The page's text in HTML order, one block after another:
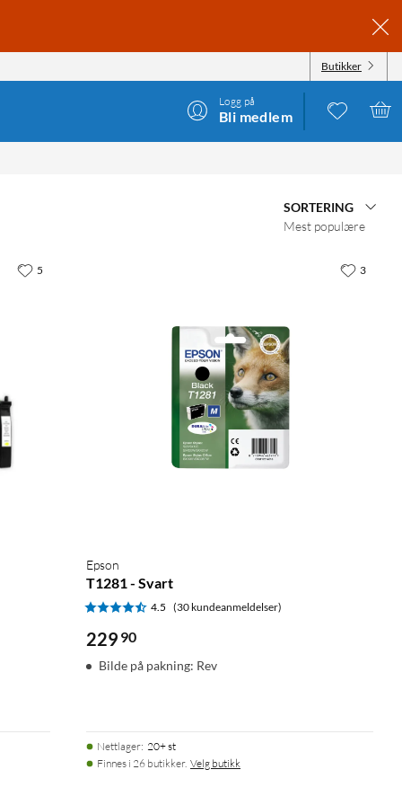
Butikker
Logg på
Bli medlem
SORTERING
Mest populære
5
Epson
T1281 - Svart
4.5 (30 kundeanmeldelser)
229 90
Bilde på pakning: Rev
Nettlager: 20+ st
Finnes i 26 butikker. Velg butikk
3